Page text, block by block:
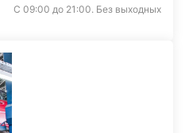
С 09:00 до 21:00. Без выходных